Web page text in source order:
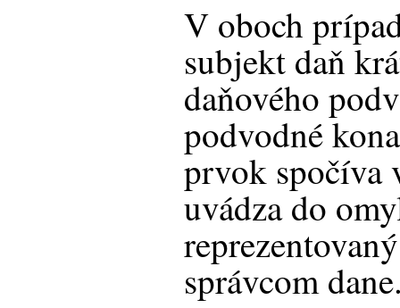
V oboch
subjekt daň
daňového
podvodné
prvok spočíva
uvádza do
správcom